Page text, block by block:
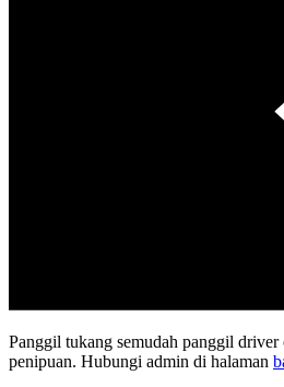
Panggil tukang semudah panggil
penipuan. Hubungi admin di halaman